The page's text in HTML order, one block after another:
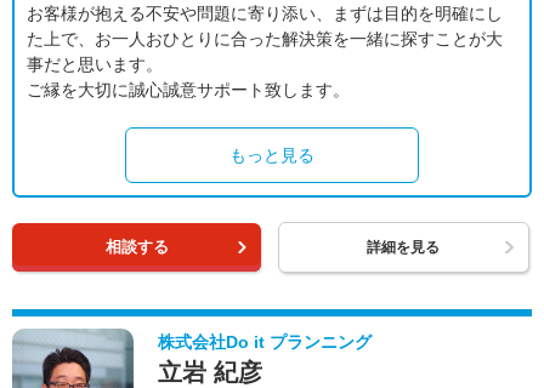
お客様が抱える不安や問題に寄り添い、まずは目的を明確にし
た上で、お一人おひとりに合った解決策を一緒に探すことが大
事だと思います。
ご縁を大切に誠心誠意サポート致します。
もっと見る
相談する 詳細を見る
株式会社Do it プランニング
立岩 紀彦